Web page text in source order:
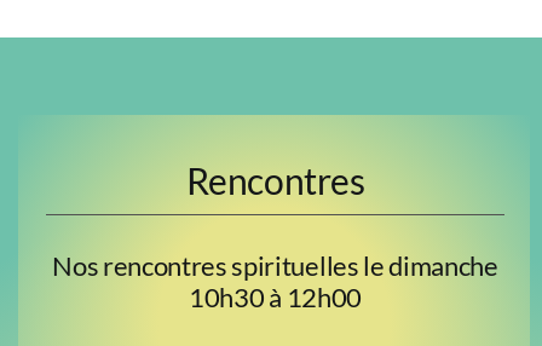
Rencontres
Nos rencontres spirituelles le dimanche
10h30 à 12h00